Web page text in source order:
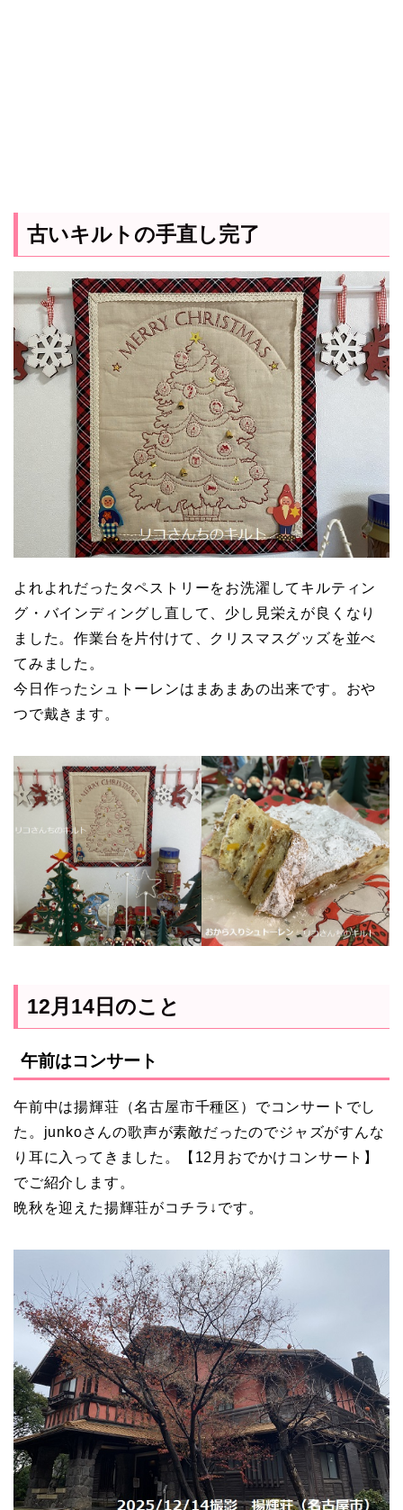
古いキルトの手直し完了
よれよれだったタペストリーをお洗濯してキルティン
グ・バインディングし直して、少し見栄えが良くなり
ました。作業台を片付けて、クリスマスグッズを並べ
てみました。
今日作ったシュトーレンはまあまあの出来です。おや
つで戴きます。
12月14日のこと
午前はコンサート
午前中は揚輝荘（名古屋市千種区）でコンサートでし
た。junkoさんの歌声が素敵だったのでジャズがすんな
り耳に入ってきました。【12月おでかけコンサート】
でご紹介します。
晩秋を迎えた揚輝荘がコチラ↓です。